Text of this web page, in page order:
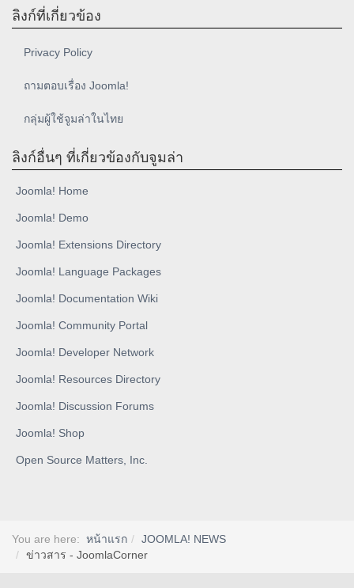
ลิงก์ที่เกี่ยวข้อง
Privacy Policy
ถามตอบเรื่อง Joomla!
กลุ่มผู้ใช้จูมล่าในไทย
ลิงก์อื่นๆ ที่เกี่ยวข้องกับจูมล่า
Joomla! Home
Joomla! Demo
Joomla! Extensions Directory
Joomla! Language Packages
Joomla! Documentation Wiki
Joomla! Community Portal
Joomla! Developer Network
Joomla! Resources Directory
Joomla! Discussion Forums
Joomla! Shop
Open Source Matters, Inc.
You are here: หน้าแรก
JOOMLA! NEWS
ข่าวสาร - JoomlaCorner